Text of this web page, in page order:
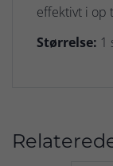
effektivt i op
Størrelse: 1